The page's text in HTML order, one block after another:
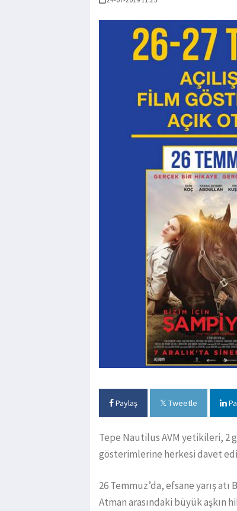
Paylaş Tweetle
Tepe Nautilus AVM yetikileri, 2
gösterimlerine herkesi davet
26 Temmuz’da, efsane yarış
Atman arasındaki büyük aşkın